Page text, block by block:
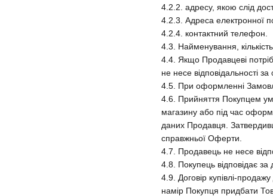
4.2.2. адресу, якою слід
4.2.3. Адреса електронної
4.2.4. контактний телефон.
4.3. Найменування,
4.4. Якщо Продавцеві
не несе відповідальності
4.5. При оформленні
4.6. Прийняття Покупцем
магазину або під час
даних Продавця.
справжньої Оферти.
4.7. Продавець не несе
4.8. Покупець відповідає
4.9. Договір купівлі-
намір Покупця придбати